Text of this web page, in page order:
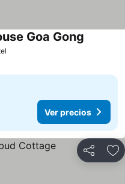
Goa Gong
Ver precios
Compartir